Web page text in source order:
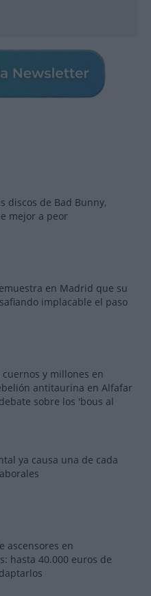
discos de Bad Bunny,
mejor a peor
en Madrid que su
implacable el paso
cuernos y millones en
antitaurina en Alfafar
sobre los 'bous al
ya causa una de cada
ascensores en
hasta 40.000 euros de